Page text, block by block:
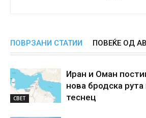
ПОВРЗАНИ СТАТИИ ПОВЕЌЕ ОД
СВЕТ
Иран и Оман
нова бродска
теснец